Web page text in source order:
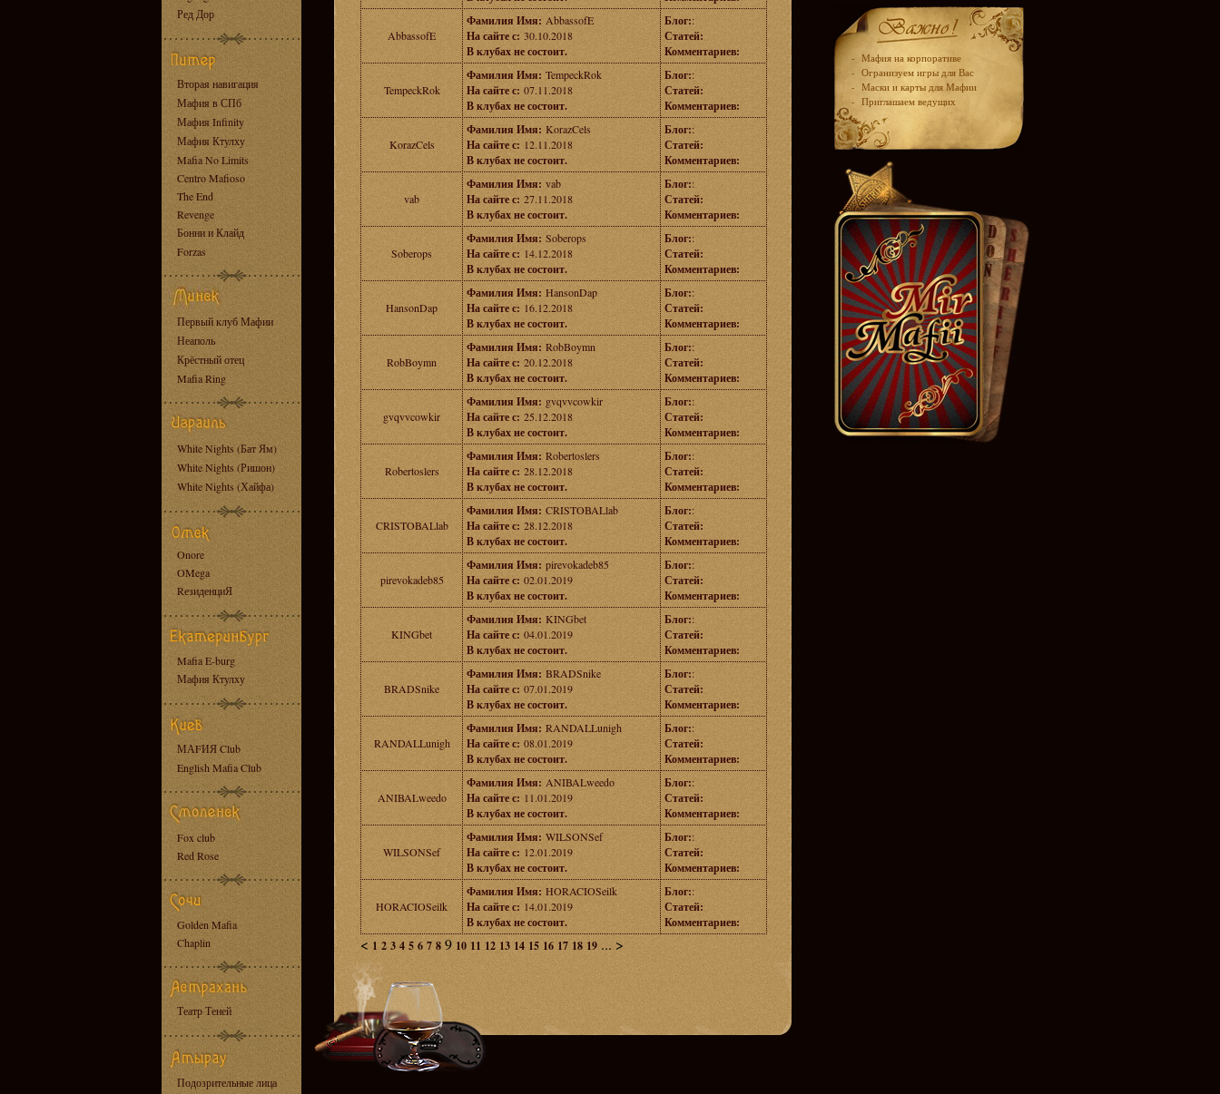
Ред Дор
Вторая навигация
Мафия в СПб
Мафия Infinity
Мафия Ктулху
Mafia No Limits
Centro Mafioso
The End
Revenge
Бонни и Клайд
Forzas
Первый клуб Мафии
Неаполь
Крёстный отец
Mafia Ring
White Nights (Бат Ям)
White Nights (Ришон)
White Nights (Хайфа)
Onore
OMega
RезиденциЯ
Mafia E-burg
Мафия Ктулху
МАFИЯ Club
English Mafia Club
Fox club
Red Rose
Golden Mafia
Chaplin
Театр Теней
Подозрительные лица
AbbassofE
Фамилия Имя: AbbassofE
На сайте с:30.10.2018
В клубах не состоит.
Блог::
Статей:
Комментариев:
TempeckRok
Фамилия Имя: TempeckRok
На сайте с: 07.11.2018
В клубах не состоит.
Блог::
Статей:
Комментариев:
KorazCels
Фамилия Имя: KorazCels
На сайте с: 12.11.2018
В клубах не состоит.
Блог::
Статей:
Комментариев:
vab
Фамилия Имя: vab
На сайте с: 27.11.2018
В клубах не состоит.
Блог::
Статей:
Комментариев:
Soberops
Фамилия Имя: Soberops
На сайте с:14.12.2018
В клубах не состоит.
Блог::
Статей:
Комментариев:
HansonDap
Фамилия Имя: HansonDap
На сайте с: 16.12.2018
В клубах не состоит.
Блог::
Статей:
Комментариев:
RobBoymn
Фамилия Имя: RobBoymn
На сайте с: 20.12.2018
В клубах не состоит.
Блог::
Статей:
Комментариев:
gvqvvcowkir
Фамилия Имя: gvqvvcowkir
На сайте с: 25.12.2018
В клубах не состоит.
Блог::
Статей:
Комментариев:
Robertoslers
Фамилия Имя: Robertoslers
На сайте с:28.12.2018
В клубах не состоит.
Блог::
Статей:
Комментариев:
CRISTOBALlab
Фамилия Имя: CRISTOBALlab
На сайте с: 28.12.2018
В клубах не состоит.
Блог::
Статей:
Комментариев:
pirevokadeb85
Фамилия Имя: pirevokadeb85
На сайте с: 02.01.2019
В клубах не состоит.
Блог::
Статей:
Комментариев:
KINGbet
Фамилия Имя: KINGbet
На сайте с: 04.01.2019
В клубах не состоит.
Блог::
Статей:
Комментариев:
BRADSnike
Фамилия Имя: BRADSnike
На сайте с:07.01.2019
В клубах не состоит.
Блог::
Статей:
Комментариев:
RANDALLunigh
Фамилия Имя: RANDALLunigh
На сайте с: 08.01.2019
В клубах не состоит.
Блог::
Статей:
Комментариев:
ANIBALweedo
Фамилия Имя: ANIBALweedo
На сайте с: 11.01.2019
В клубах не состоит.
Блог::
Статей:
Комментариев:
WILSONSef
Фамилия Имя: WILSONSef
На сайте с: 12.01.2019
В клубах не состоит.
Блог::
Статей:
Комментариев:
HORACIOSeilk
Фамилия Имя: HORACIOSeilk
На сайте с:14.01.2019
В клубах не состоит.
Блог::
Статей:
Комментариев:
< 1 2 3 4 5 6 7 89 10 11 12 13 14 15 16 17 18 19 ... >
- Мафия на корпоративе
- Огранизуем игры для Вас
- Маски и карты для Мафии
- Приглашаем ведущих